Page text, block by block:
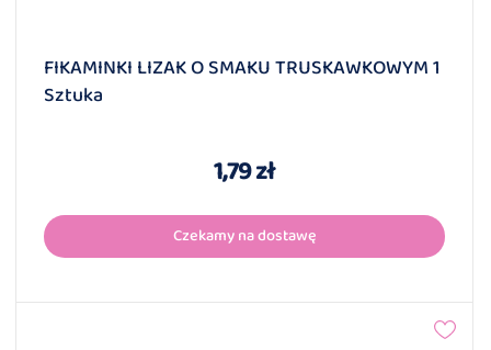
FIKAMINKI LIZAK O SMAKU TRUSKAWKOWYM 1
Sztuka
1,79 zł
Czekamy na dostawę